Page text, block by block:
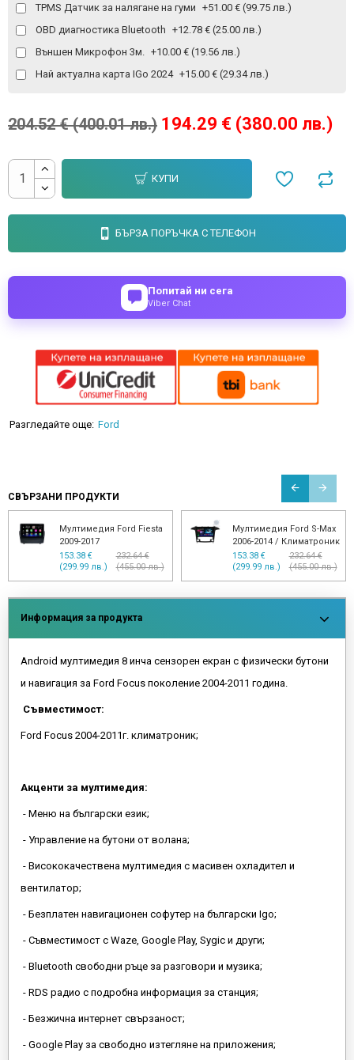
194.29 € (380.00 лв.)
204.52 € (400.01 лв.)
TPMS Датчик за налягане на гуми +51.00 € (99.75 лв.)
OBD диагностика Bluetooth +12.78 € (25.00 лв.)
Външен Микрофон 3м.
+10.00 € (19.56 лв.)
Най актуална карта IGo 2024 +15.00 € (29.34 лв.)
КУПИ
БЪРЗА ПОРЪЧКА С ТЕЛЕФОН
Попитай ни сега
Viber Chat
Разгледайте още: Ford
СВЪРЗАНИ ПРОДУКТИ
Мултимедия Ford Fiesta
2009-2017
153.38 €
(299.99 лв.)
232.64 €
(455.00 лв.)
Мултимедия Ford S-Max
2006-2014 / Климатроник
153.38 €
(299.99 лв.)
232.64 €
(455.00 лв.)
Информация за продукта
Android мултимедия 8 инча сензорен екран с физически бутони
и навигация за Ford Focus поколение 2004-2011 година.
Съвместимост:
Ford Focus 2004-2011г. климатроник;
Акценти за мултимедия:
- Меню на български език;
- Управление на бутони от волана;
- Висококачествена мултимедия с масивен охладител и
вентилатор;
- Безплатен навигационен софутер на български Igo;
- Съвместимост с Waze, Google Play, Sygic и други;
- Bluetooth свободни ръце за разговори и музика;
- RDS радио с подробна информация за станция;
- Безжична интернет свързаност;
- Google Play за свободно изтегляне на приложения;